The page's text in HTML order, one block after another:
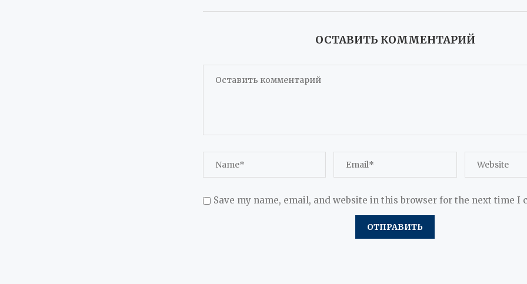
ОСТАВИТЬ КОММЕНТАРИЙ
Save my name, email, and website in this browser for the next time I